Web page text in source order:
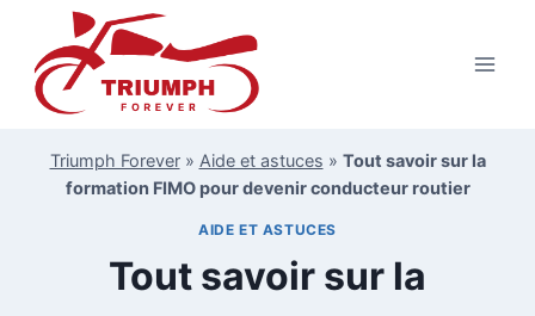
contenu
Triumph Forever» Aide et astuces » Tout savoir sur la
formation FIMO pour devenir conducteur routier
AIDE ET ASTUCES
Tout savoir sur la